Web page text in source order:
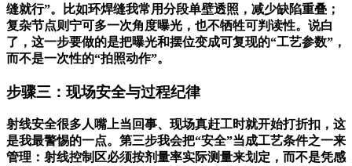
缝就行”。比如环焊缝我常用分段单壁透照，减少缺陷重叠；
复杂节点则宁可多一次角度曝光，也不牺牲可判读性。说白
了，这一步要做的是把曝光和摆位变成可复现的“工艺参数”，
而不是一次性的“拍照动作”。
步骤三：现场安全与过程纪律
射线安全很多人嘴上当回事、现场真赶工时就开始打折扣，这
是我最警惕的一点。第三步我会把“安全”当成工艺条件之一来
管理：射线控制区必须按剂量率实际测量来划定，而不是凭感